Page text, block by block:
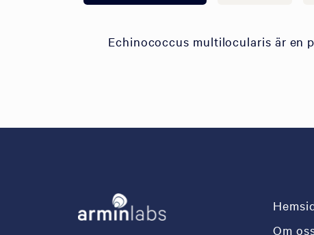
Echinococcus multilocularis är en
Om